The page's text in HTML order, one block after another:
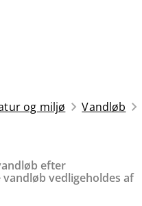
og miljø Vandløb
efter
vedligeholdes af